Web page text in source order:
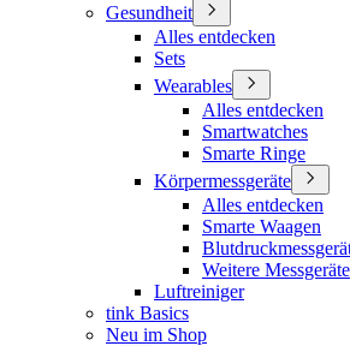
Gesundheit
Alles entdecken
Sets
Wearables
Alles entdecken
Smartwatches
Smarte Ringe
Körpermessgeräte
Alles entdecken
Smarte Waagen
Weitere Messgeräte
Luftreiniger
tink Basics
Neu im Shop